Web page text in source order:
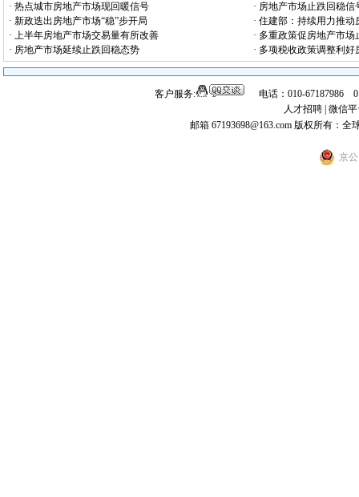
· 热点城市房地产市场现回暖信号
· 房地产市场止跌回稳信
· 新政迭出房地产市场“稳”步开局
· 住建部：持续用力推
· 上半年房地产市场交易量有所改善
· 多重政策促房地产市场
· 房地产市场延续止跌回稳态势
· 多项税收政策调整利好
客户服务:
电话：010-67187986
人才招聘 微信
邮箱 67193698@163.com 版权所有：全
京公